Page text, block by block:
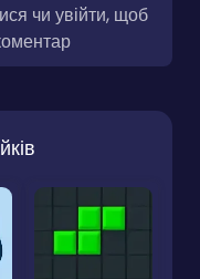
чи увійти, щоб